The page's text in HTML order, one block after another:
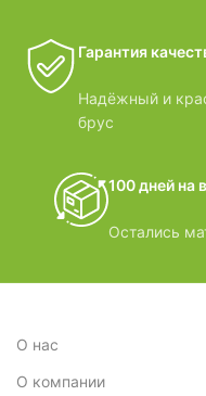
Гарантия
Надёжный и
брус
100 дней на
Остались
О нас
О компании